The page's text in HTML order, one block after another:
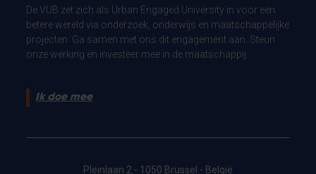
De VUB zet zich als Urban Engaged University in voor een
betere wereld via onderzoek, onderwijs en maatschappelijke
projecten. Ga samen met ons dit engagement aan. Steun
onze werking en investeer mee in de maatschappij.
Ik doe mee
Pleinlaan 2 - 1050 Brussel - België